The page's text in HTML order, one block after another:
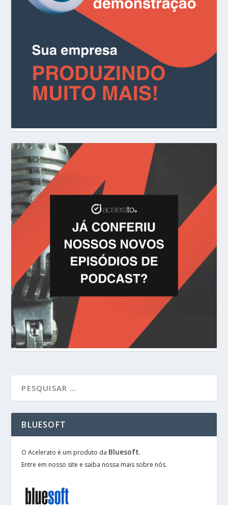
BLUESOFT
O Acelerato é um produto da Bluesoft.
Entre em nosso site e saiba nossa mais sobre nós.